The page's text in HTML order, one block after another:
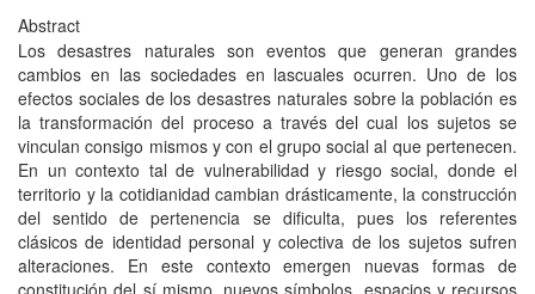
Abstract
Los desastres naturales son eventos que generan grandes
cambios en las sociedades en lascuales ocurren. Uno de los
efectos sociales de los desastres naturales sobre la población es
la transformación del proceso a través del cual los sujetos se
vinculan consigo mismos y con el grupo social al que pertenecen.
En un contexto tal de vulnerabilidad y riesgo social, donde el
territorio y la cotidianidad cambian drásticamente, la construcción
del sentido de pertenencia se dificulta, pues los referentes
clásicos de identidad personal y colectiva de los sujetos sufren
alteraciones. En este contexto emergen nuevas formas de
constitución del sí mismo, nuevos símbolos, espacios y recursos